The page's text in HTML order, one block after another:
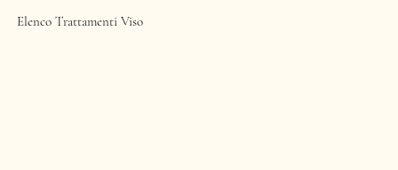
Elenco Trattamenti Viso